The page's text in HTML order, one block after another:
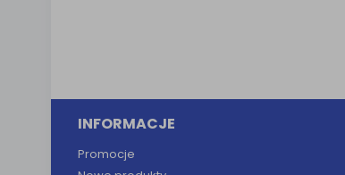
INFORMACJE
Promocje